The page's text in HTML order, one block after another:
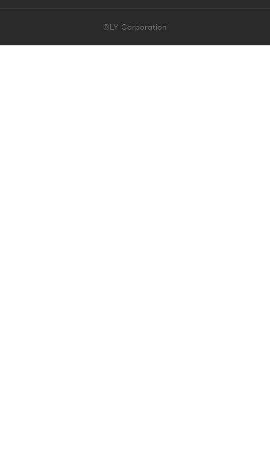
©LY Corporation
このコンテンツは掲載が終了しました | LINE占い